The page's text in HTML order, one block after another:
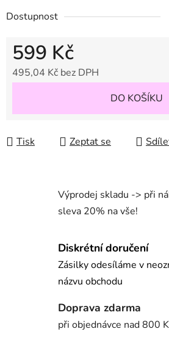
Dostupnost
599 Kč
495,04 Kč bez DPH
DO KOŠÍKU
Tisk Zeptat se
Výprodej skladu -> při
sleva 20% na vše!
Diskrétní doručení
Zásilky odesíláme v
názvu obchodu
Doprava zdarma
při objednávce nad 800